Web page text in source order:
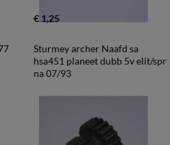
€ 1,25
Sturmey archer Naafd sa
hsa451 planeet dubb 5v elit/spr
na 07/93